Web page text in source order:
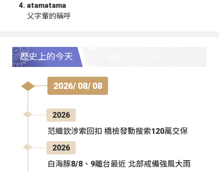
atamatama
父字輩的稱呼
歷史上的今天
2026/ 08/ 08
2026
范織欽涉索回扣 橋檢發動搜索120萬交保
2026
白海豚8/8、9離台最近 北部戒備強風大雨